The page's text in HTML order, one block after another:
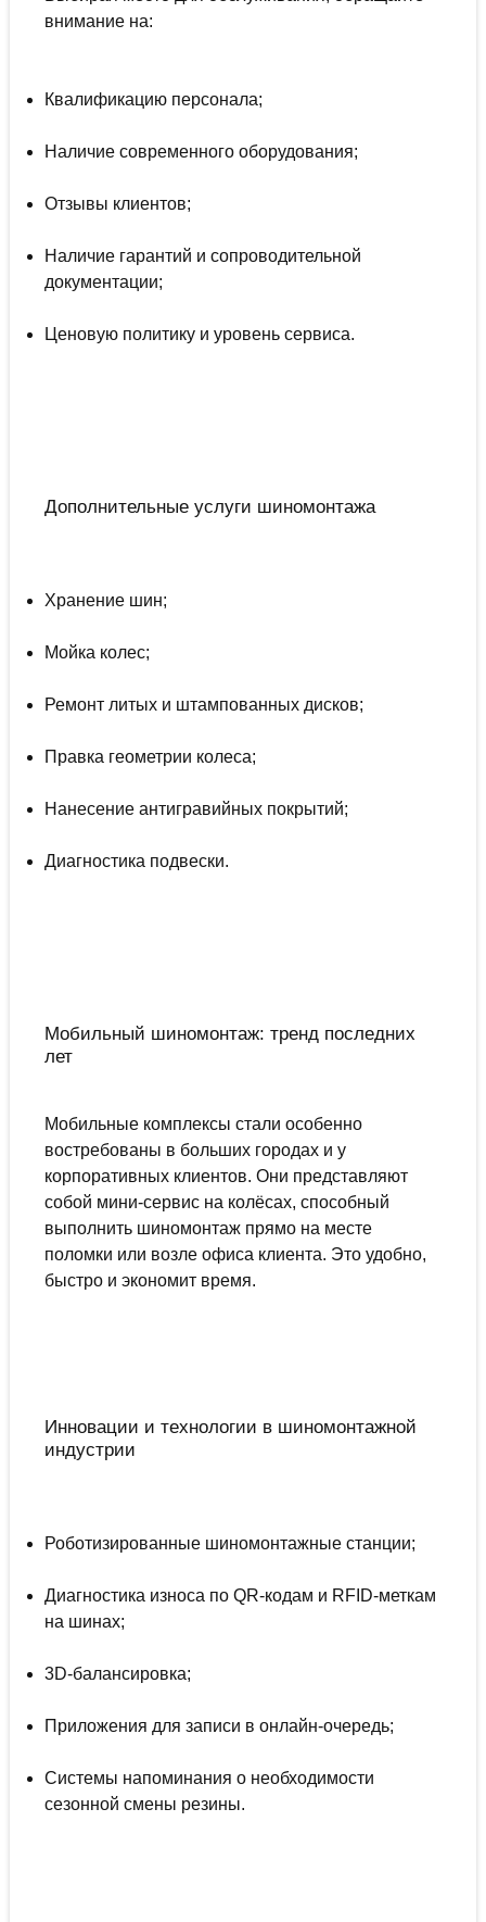
внимание на:
Квалификацию персонала;
Наличие современного оборудования;
Отзывы клиентов;
Наличие гарантий и сопроводительной
документации;
Ценовую политику и уровень сервиса.
Дополнительные услуги шиномонтажа
Хранение шин;
Мойка колес;
Ремонт литых и штампованных дисков;
Правка геометрии колеса;
Нанесение антигравийных покрытий;
Диагностика подвески.
Мобильный шиномонтаж: тренд последних
лет
Мобильные комплексы стали особенно
востребованы в больших городах и у
корпоративных клиентов. Они представляют
собой мини-сервис на колёсах, способный
выполнить шиномонтаж прямо на месте
поломки или возле офиса клиента. Это удобно,
быстро и экономит время.
Инновации и технологии в шиномонтажной
индустрии
Роботизированные шиномонтажные станции;
Диагностика износа по QR-кодам и RFID-меткам
на шинах;
3D-балансировка;
Приложения для записи в онлайн-очередь;
Системы напоминания о необходимости
сезонной смены резины.